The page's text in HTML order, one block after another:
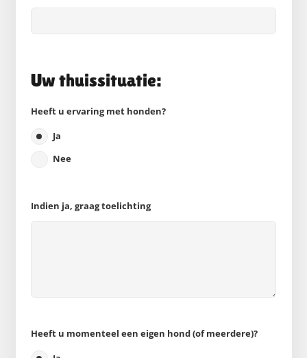
Uw thuissituatie:
Heeft u ervaring met honden?
Ja
Nee
Indien ja, graag toelichting
Heeft u momenteel een eigen hond (of meerdere)?